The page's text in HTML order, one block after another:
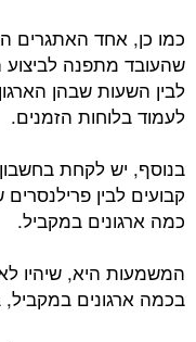
כמו כן, אחד האתגרים
שהעובד מתפנה לביצוע
לבין השעות שבהן
לעמוד בלוחות הזמנים.
בנוסף, יש לקחת בחשבון
קבועים לבין
כמה ארגונים במקביל.
המשמעות היא, שיהיו
בכמה ארגונים